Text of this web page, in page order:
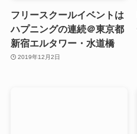
フリースクールイベントは
ハプニングの連続＠東京都
新宿エルタワー・水道橋
2019年12月2日